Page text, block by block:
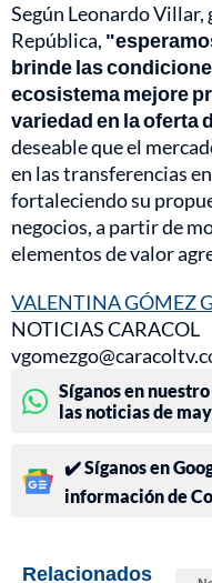
Según Leonardo Villar,
República,
brinde las
ecosistema mejore
variedad en la oferta
deseable que el
en las transferencias
fortaleciendo su
negocios, a partir de
elementos de valor
VALENTINA GÓMEZ
NOTICIAS CARACOL
Síganos en
las noticias de
✔️ Síganos en
información de
Relacionados